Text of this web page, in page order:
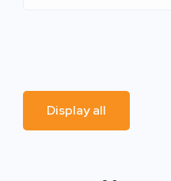
Display all